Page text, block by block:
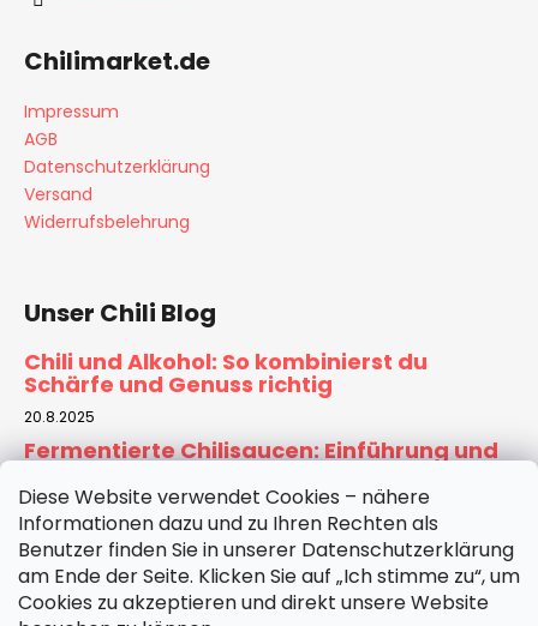
Diese Website verwendet Cookies – nähere
Informationen dazu und zu Ihren Rechten als
Benutzer finden Sie in unserer Datenschutzerklärung
am Ende der Seite. Klicken Sie auf „Ich stimme zu“, um
Cookies zu akzeptieren und direkt unsere Website
Chilimarket.de
Impressum
AGB
Datenschutzerklärung
Versand
Widerrufsbelehrung
Unser Chili Blog
Chili und Alkohol: So kombinierst du
Schärfe und Genuss richtig
20.8.2025
Fermentierte Chilisaucen: Einführung und
6.8.2025
Tomatensauce selber machen:
Hausgemachte Basis für Pizza & Pasta
30.7.2025